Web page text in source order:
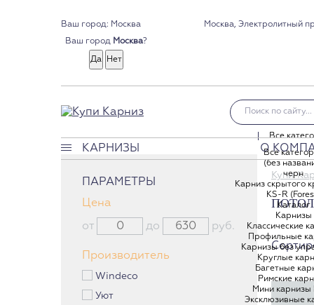
Ваш город: Москва
Ваш город Москва?
Москва, Электролитный
Все
Все
(без
черн
Карниз скрытого
KS-R
Каталог
Карнизы
Классические
Профильные
Карнизы без
Круглые
Багетные
Римские
Мини карнизы
Эксклюзивные
КАРНИЗЫ
Классические карнизы
Профильные карнизы
Карнизы без управления
Багетные карнизы
Римские карнизы
Мини карнизы Кафе
О
ПАРАМЕТРЫ
Цена
от до руб.
Производитель
Windeco
Уют
Купи